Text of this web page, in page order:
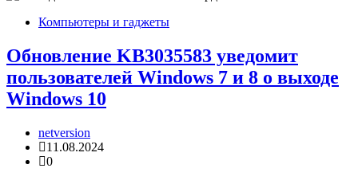
Компьютеры и гаджеты
Обновление KB3035583 уведомит
пользователей Windows 7 и 8 о выходе
Windows 10
netversion
11.08.2024
0